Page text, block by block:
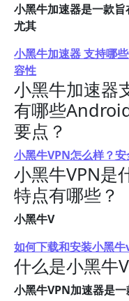
小黑牛加速器是一款旨
尤其
小黑牛加速器 支持哪
容性
小黑牛加速器
有哪些
要点？
小黑牛VPN怎么样？
小黑牛VPN是
特点有哪些？
小黑牛V
如何下载和安装小黑
什么是小黑牛
小黑牛VPN加速器是